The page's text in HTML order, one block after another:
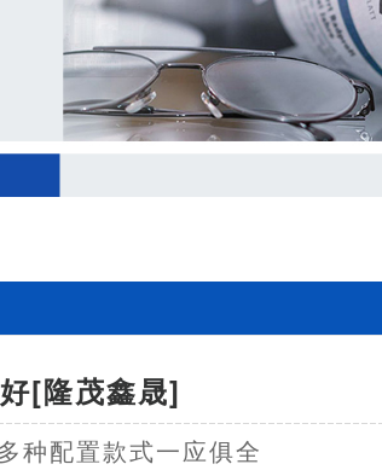
[隆茂鑫晟]
种配置款式一应俱全